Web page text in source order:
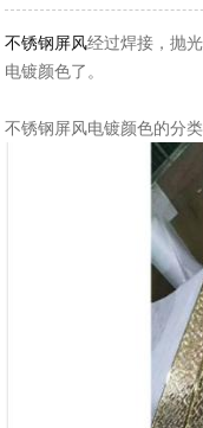
不锈钢屏风经过焊接，抛
电镀颜色了。
不锈钢屏风电镀颜色的分类